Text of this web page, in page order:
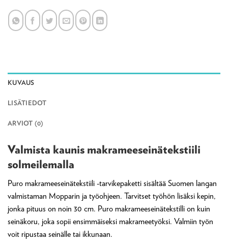
KUVAUS
LISÄTIEDOT
ARVIOT (0)
Valmista kaunis makrameeseinätekstiili
solmeilemalla
Puro makrameeseinätekstiili -tarvikepaketti sisältää Suomen langan
valmistaman Mopparin ja työohjeen. Tarvitset työhön lisäksi kepin,
jonka pituus on noin 30 cm. Puro makrameeseinätekstilli on kuin
seinäkoru, joka sopii ensimmäiseksi makrameetyöksi. Valmiin työn
voit ripustaa seinälle tai ikkunaan.